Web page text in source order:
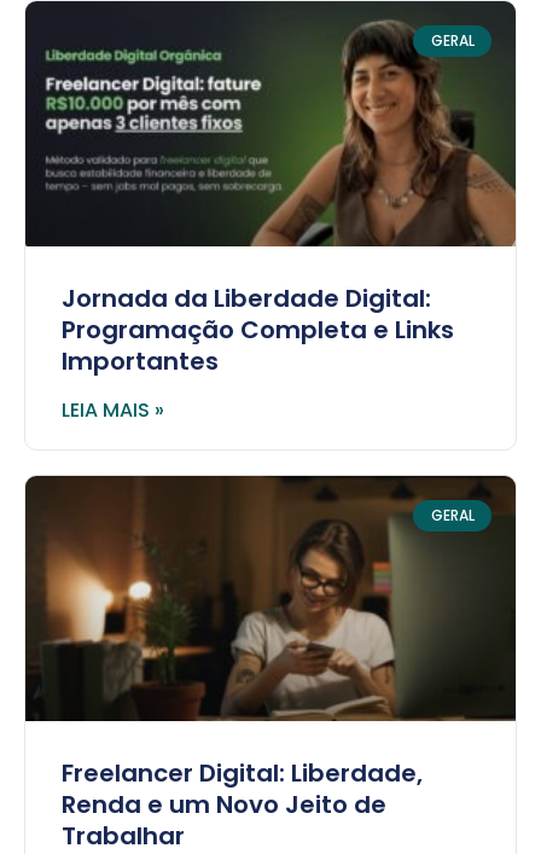
GERAL
Jornada da Liberdade Digital:
Programação Completa e Links
Importantes
LEIA MAIS »
GERAL
Freelancer Digital: Liberdade,
Renda e um Novo Jeito de
Trabalhar